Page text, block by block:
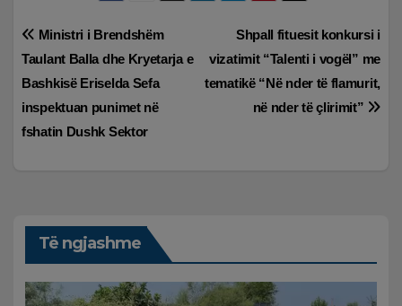
Lëvizje
te
postimet
Shpall fituesit konkursi i
vizatimit “Talenti i vogël” me
tematikë “Në nder të flamurit,
në nder të çlirimit”
Ministri i Brendshëm
Taulant Balla dhe Kryetarja e
Bashkisë Eriselda Sefa
inspektuan punimet në
fshatin Dushk Sektor
Të ngjashme